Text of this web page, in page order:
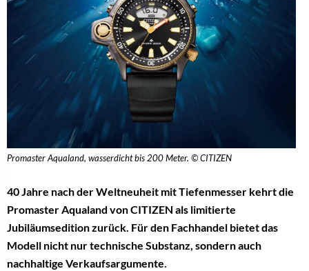
Promaster Aqualand, wasserdicht bis 200 Meter. © CITIZEN
40 Jahre nach der Weltneuheit mit Tiefenmesser kehrt die
Promaster Aqualand von CITIZEN als limitierte
Jubiläumsedition zurück. Für den Fachhandel bietet das
Modell nicht nur technische Substanz, sondern auch
nachhaltige Verkaufsargumente.